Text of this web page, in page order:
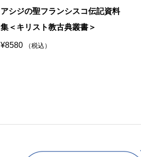
アシジの聖フランシスコ伝記資料
集＜キリスト教古典叢書＞
¥8580 （税込）